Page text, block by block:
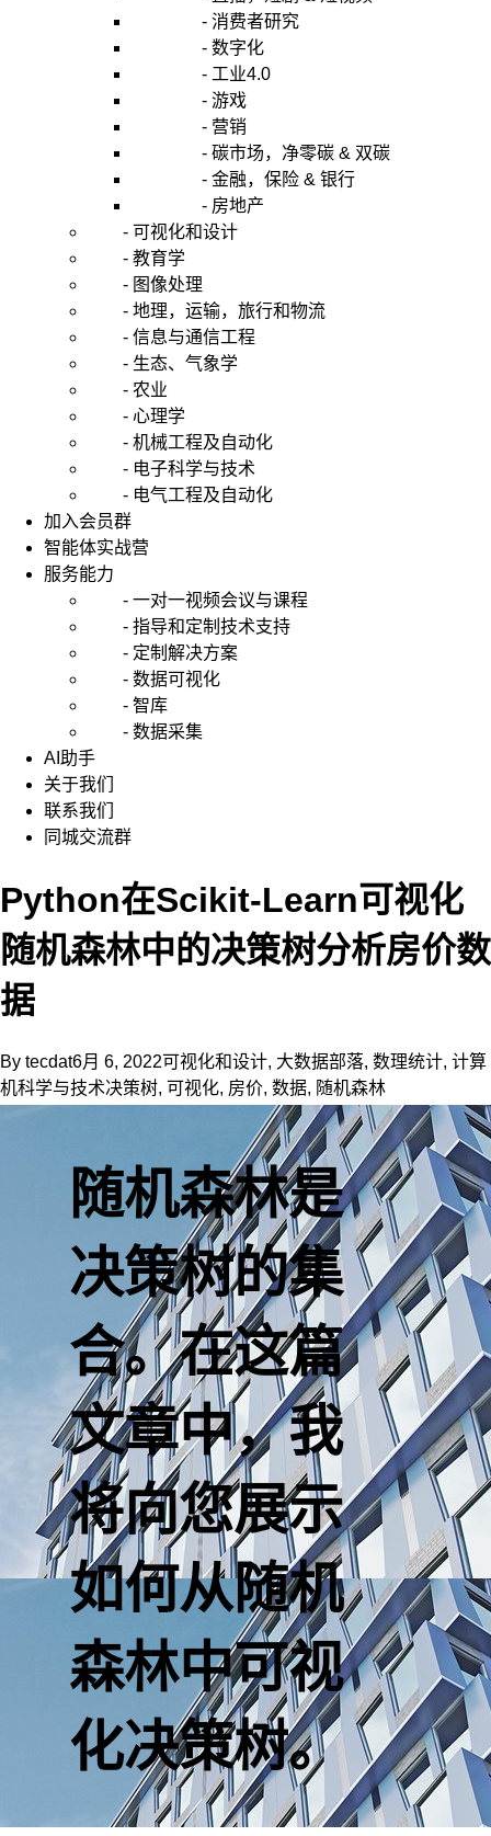
- 消费者研究
- 数字化
- 工业4.0
- 游戏
- 营销
- 碳市场，净零碳 & 双碳
- 金融，保险 & 银行
- 房地产
- 可视化和设计
- 教育学
- 图像处理
- 地理，运输，旅行和物流
- 信息与通信工程
- 生态、气象学
- 农业
- 心理学
- 机械工程及自动化
- 电子科学与技术
- 电气工程及自动化
加入会员群
智能体实战营
服务能力
- 一对一视频会议与课程
- 指导和定制技术支持
- 定制解决方案
- 数据可视化
- 智库
- 数据采集
AI助手
关于我们
联系我们
同城交流群
Python在Scikit-Learn可视化
随机森林中的决策树分析房价数
据
By tecdat6月 6, 2022可视化和设计, 大数据部落, 数理统计, 计算
机科学与技术决策树, 可视化, 房价, 数据, 随机森林
随机森林是
决策树的集
合。在这篇
文章中，我
将向您展示
如何从随机
森林中可视
化决策树。